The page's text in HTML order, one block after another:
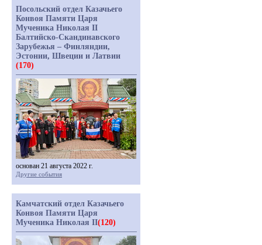
Посольский отдел Казачьего
Конвоя Памяти Царя
Мученика Николая II
Балтийско-Скандинавского
Зарубежья – Финляндии,
Эстонии, Швеции и Латвии
(170)
основан 21 августа 2022 г.
Другие события
Камчатский отдел Казачьего
Конвоя Памяти Царя
Мученика Николая II(120)